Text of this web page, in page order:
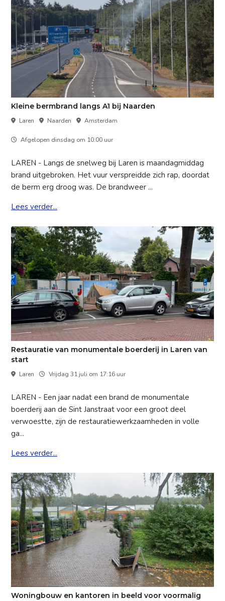
Kleine bermbrand langs A1 bij Naarden
Laren Naarden Amsterdam
Afgelopen dinsdag om 10:00 uur
LAREN - Langs de snelweg bij Laren is maandagmiddag
brand uitgebroken. Het vuur verspreidde zich rap, doordat
de berm erg droog was. De brandweer ...
Lees verder...
Restauratie van monumentale boerderij in Laren van
start
Laren Vrijdag 31 juli om 17:16 uur
LAREN - Een jaar nadat een brand de monumentale
boerderij aan de Sint Janstraat voor een groot deel
verwoestte, zijn de restauratiewerkzaamheden in volle
ga...
Lees verder...
Woningbouw en kantoren in beeld voor voormalig